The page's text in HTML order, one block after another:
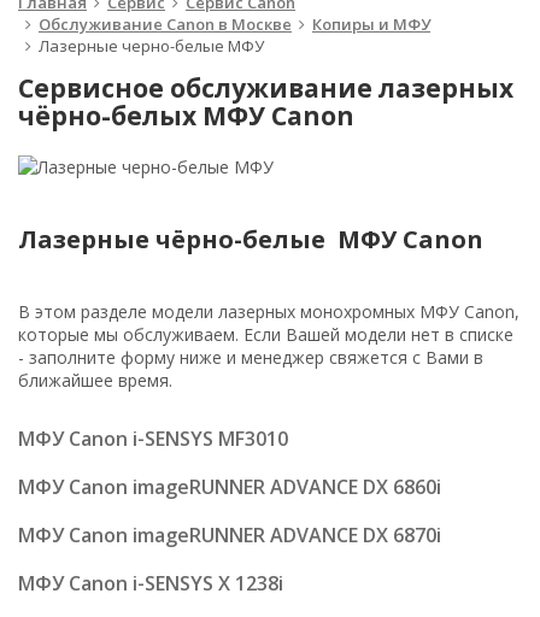
Обслуживание Canon в Москве
Копиры и МФУ
Лазерные черно-белые МФУ
Сервисное обслуживание лазерных
чёрно-белых МФУ Canon
Лазерные чёрно-белые МФУ Canon
В этом разделе модели лазерных монохромных МФУ Canon,
которые мы обслуживаем. Если Вашей модели нет в списке
- заполните форму ниже и менеджер свяжется с Вами в
ближайшее время.
МФУ Canon i-SENSYS MF3010
МФУ Canon imageRUNNER ADVANCE DX 6860i
МФУ Canon imageRUNNER ADVANCE DX 6870i
МФУ Canon i-SENSYS X 1238i